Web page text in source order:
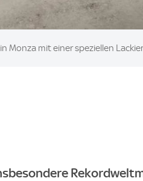
Monza mit einer speziellen